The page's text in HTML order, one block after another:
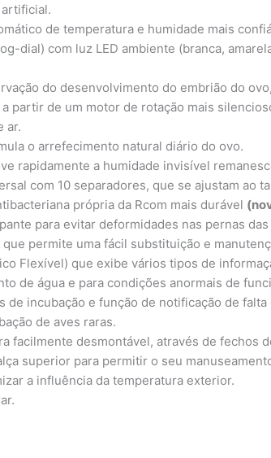
de temperatura e humidade mais
dial) com luz LED ambiente (branca,
do desenvolvimento do embrião do
partir de um motor de rotação mais
ar.
o arrefecimento natural diário do ovo.
rapidamente a humidade invisível
com 10 separadores, que se ajustam ao
própria da Rcom mais durável
para evitar deformidades nas pernas
permite uma fácil substituição e
Flexível) que exibe vários tipos de
de água e para condições anormais de
de incubação e função de notificação de
de aves raras.
facilmente desmontável, através de fechos
superior para permitir o seu
a influência da temperatura exterior.